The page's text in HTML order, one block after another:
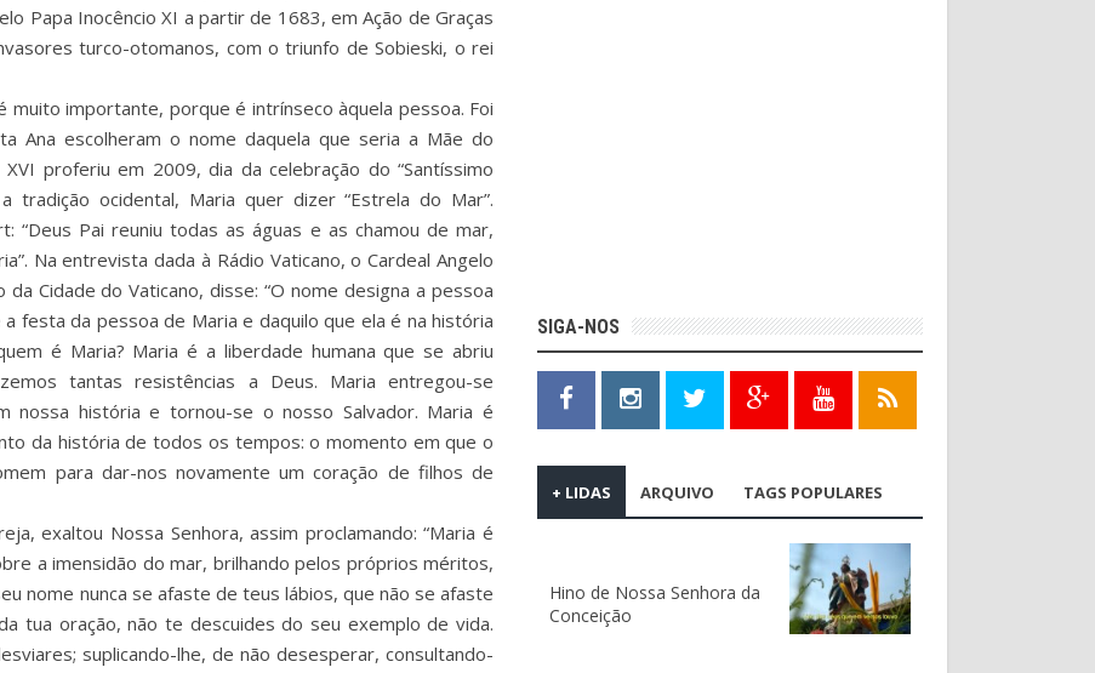
Papa Inocêncio XI a partir de 1683, em Ação de Graças
turco-otomanos, com o triunfo de Sobieski, o rei
muito importante, porque é intrínseco àquela pessoa. Foi
Ana escolheram o nome daquela que seria a Mãe do
proferiu em 2009, dia da celebração do “Santíssimo
tradição ocidental, Maria quer dizer “Estrela do Mar”.
“Deus Pai reuniu todas as águas e as chamou de mar,
Na entrevista dada à Rádio Vaticano, o Cardeal Angelo
Cidade do Vaticano, disse: “O nome designa a pessoa
festa da pessoa de Maria e daquilo que ela é na história
é Maria? Maria é a liberdade humana que se abriu
tantas resistências a Deus. Maria entregou-se
nossa história e tornou-se o nosso Salvador. Maria é
da história de todos os tempos: o momento em que o
para dar-nos novamente um coração de filhos de
exaltou Nossa Senhora, assim proclamando: “Maria é
a imensidão do mar, brilhando pelos próprios méritos,
nome nunca se afaste de teus lábios, que não se afaste
tua oração, não te descuides do seu exemplo de vida.
suplicando-lhe, de não desesperar, consultando-
SIGA-NOS
+ LIDAS ARQUIVO TAGS POPULARES
Hino de Nossa Senhora da
Conceição